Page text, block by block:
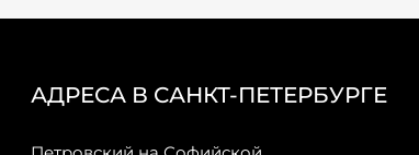
АДРЕСА В САНКТ-ПЕТЕРБУРГЕ